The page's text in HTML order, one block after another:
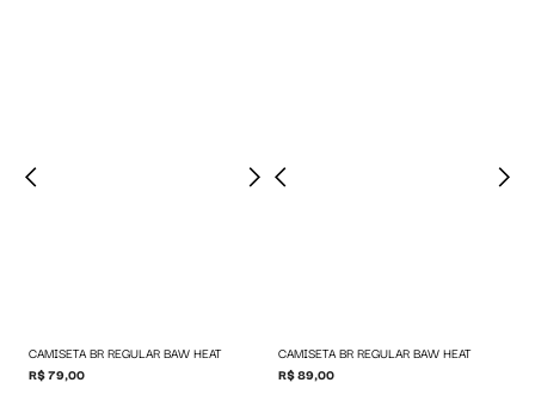
CAMISETA BR REGULAR BAW HEAT
R$ 79,00
CAMISETA BR REGULAR BAW HEAT
R$ 89,00